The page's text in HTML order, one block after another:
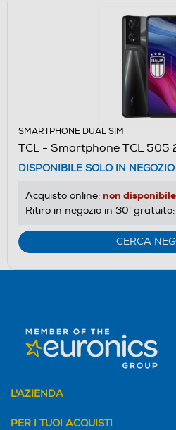
SMARTPHONE DUAL SIM
TCL - Smartphone TCL 505
DISPONIBILE SOLO IN NEGOZIO
Acquisto online: non disponibile
Ritiro in negozio in 30' gratuito:
CERCA
L'AZIENDA
PER I TUOI ACQUISTI